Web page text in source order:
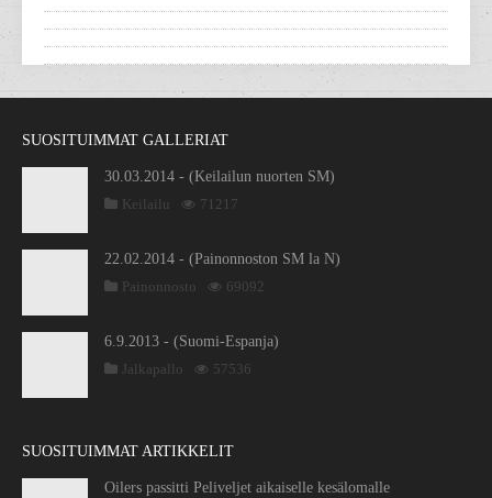
SUOSITUIMMAT GALLERIAT
30.03.2014 - (Keilailun nuorten SM)
Keilailu
71217
22.02.2014 - (Painonnoston SM la N)
Painonnosto
69092
6.9.2013 - (Suomi-Espanja)
Jalkapallo
57536
SUOSITUIMMAT ARTIKKELIT
Oilers passitti Peliveljet aikaiselle kesälomalle